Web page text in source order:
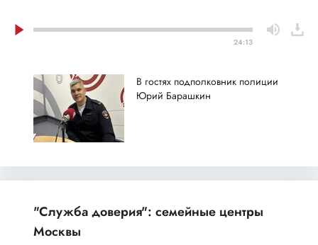
24:13
В гостях подполковник полиции
Юрий Барашкин
"Служба доверия": семейные центры
Москвы